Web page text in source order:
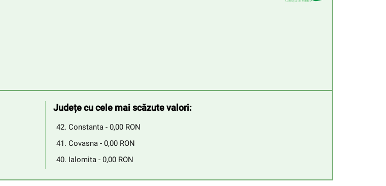
Județe cu cele mai scăzute valori:
Constanta - 0,00 RON
Covasna - 0,00 RON
Ialomita - 0,00 RON